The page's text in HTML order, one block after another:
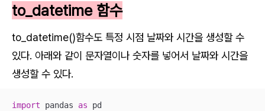
to_datetime 함수
to_datetime()함수도 특정 시점 날짜와 시간을 생성할 수
있다. 아래와 같이 문자열이나 숫자를 넣어서 날짜와 시간을
생성할 수 있다.
import pandas as pd